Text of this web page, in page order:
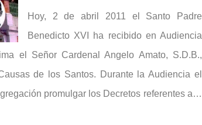
Hoy, 2 de abril 2011 el Santo Padre
Benedicto XVI ha recibido en Audiencia
el Señor Cardenal Angelo Amato, S.D.B.,
de los Santos. Durante la Audiencia el
promulgar los Decretos referentes a…